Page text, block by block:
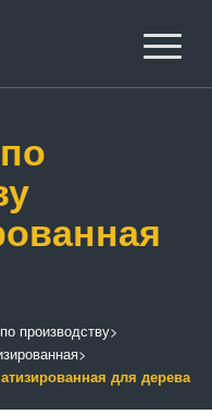
производству>
>
для дерева